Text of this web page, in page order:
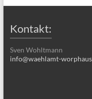
Kontakt:
Sven Wohltmann
info@waehlamt-